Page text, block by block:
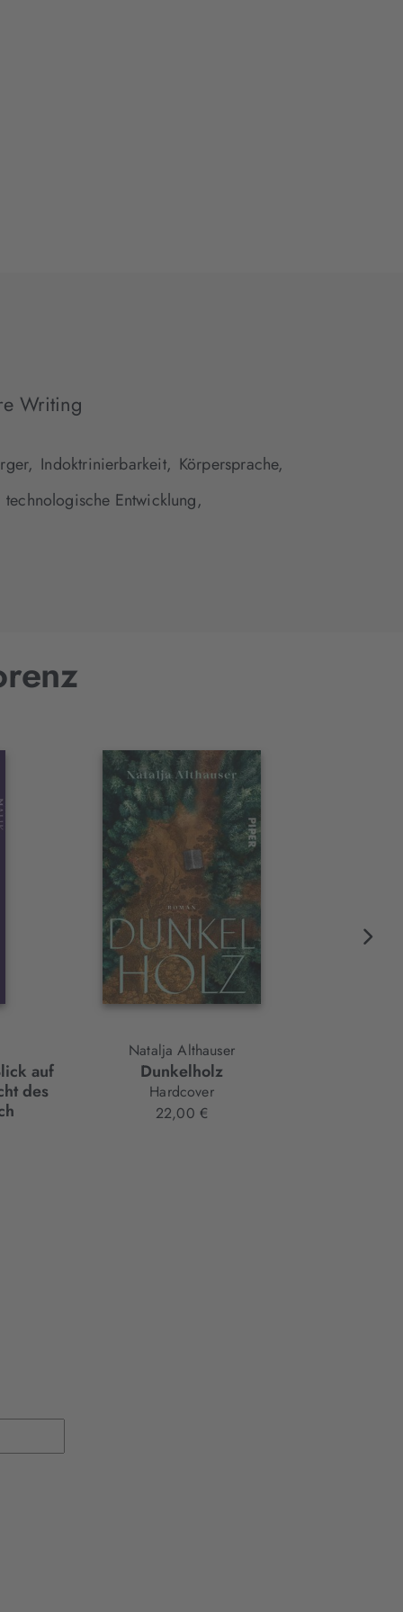
Writing
Indoktrinierbarkeit, Körpersprache,
technologische Entwicklung,
auf
des
Natalja Althauser
Dunkelholz
Hardcover
22,00 €